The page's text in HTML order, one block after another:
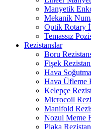
Manyetik
Mekanik
Optik Rotary
Temassız
Rezistanslar
Boru
Fişek
Hava
Hava Üfleme
Kelepçe
Microcoil
Manifold
Nozul Meme
Plaka